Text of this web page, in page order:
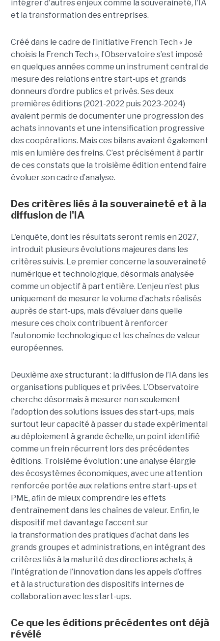
intégrer d'autres enjeux comme la souveraineté, l'IA
et la transformation des entreprises.
Créé dans le cadre de l’initiative French Tech « Je
choisis la French Tech », l’Observatoire s’est imposé
en quelques années comme un instrument central de
mesure des relations entre start-ups et grands
donneurs d’ordre publics et privés. Ses deux
premières éditions (2021-2022 puis 2023-2024)
avaient permis de documenter une progression des
achats innovants et une intensification progressive
des coopérations. Mais ces bilans avaient également
mis en lumière des freins. C’est précisément à partir
de ces constats que la troisième édition entend faire
évoluer son cadre d’analyse.
Des critères liés à la souveraineté et à la
diffusion de l'IA
L'enquête, dont les résultats seront remis en 2027,
introduit plusieurs évolutions majeures dans les
critères suivis. Le premier concerne la souveraineté
numérique et technologique, désormais analysée
comme un objectif à part entière. L’enjeu n’est plus
uniquement de mesurer le volume d’achats réalisés
auprès de start-ups, mais d’évaluer dans quelle
mesure ces choix contribuent à renforcer
l’autonomie technologique et les chaînes de valeur
européennes.
Deuxième axe structurant : la diffusion de l’IA dans les
organisations publiques et privées. L’Observatoire
cherche désormais à mesurer non seulement
l’adoption des solutions issues des start-ups, mais
surtout leur capacité à passer du stade expérimental
au déploiement à grande échelle, un point identifié
comme un frein récurrent lors des précédentes
éditions. Troisième évolution : une analyse élargie
des écosystèmes économiques, avec une attention
renforcée portée aux relations entre start-ups et
PME, afin de mieux comprendre les effets
d’entraînement dans les chaînes de valeur. Enfin, le
dispositif met davantage l’accent sur
la transformation des pratiques d’achat dans les
grands groupes et administrations, en intégrant des
critères liés à la maturité des directions achats, à
l’intégration de l’innovation dans les appels d’offres
et à la structuration des dispositifs internes de
collaboration avec les start-ups.
Ce que les éditions précédentes ont déjà
révélé